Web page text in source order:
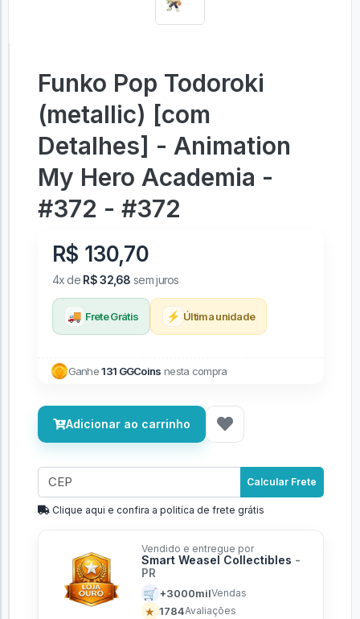
Funko Pop Todoroki
(metallic) [com
Detalhes] - Animation
My Hero Academia -
#372 - #372
R$ 130,70
4x de R$ 32,68 sem juros
🚚 Frete Grátis ⚡ Última unidade
Ganhe131 GGCoins nesta compra
Adicionar ao carrinho
Calcular Frete
Clique aqui e confira a politíca de frete grátis
Vendido e entregue por
Smart Weasel Collectibles -
PR
🛒 +3000milVendas
★ 1784Avaliações